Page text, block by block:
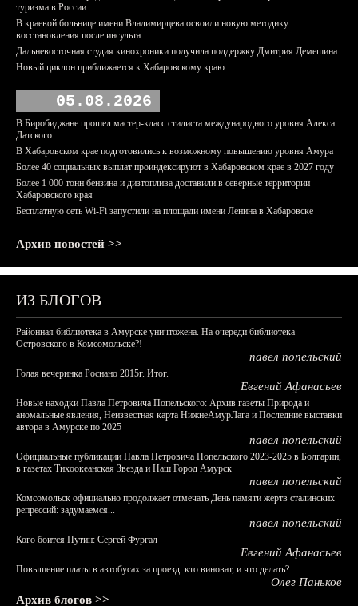
туризма в России
В краевой больнице имени Владимирцева освоили новую методику
восстановления после инсульта
Дальневосточная студия кинохроники получила поддержку Дмитрия Демешина
Новый циклон приближается к Хабаровскому краю
05.08.2026
В Биробиджане прошел мастер-класс стилиста международного уровня Алекса
Датского
В Хабаровском крае подготовились к возможному повышению уровня Амура
Более 40 социальных выплат проиндексируют в Хабаровском крае в 2027 году
Более 1 000 тонн бензина и дизтоплива доставили в северные территории
Хабаровского края
Бесплатную сеть Wi-Fi запустили на площади имени Ленина в Хабаровске
Архив новостей >>
ИЗ БЛОГОВ
Районная библиотека в Амурске уничтожена. На очереди библиотека
Островского в Комсомольске?!
павел попельский
Голая вечеринка Роснано 2015г. Итог.
Евгений Афанасьев
Новые находки Павла Петровича Попельского: Архив газеты Природа и
аномальные явления, Неизвестная карта НижнеАмурЛага и Последние выставки
автора в Амурске по 2025
павел попельский
Официальные публикации Павла Петровича Попельского 2023-2025 в Болгарии,
в газетах Тихоокеанская Звезда и Наш Город Амурск
павел попельский
Комсомольск официально продолжает отмечать День памяти жертв сталинских
репрессий: задумаемся...
павел попельский
Кого боится Путин: Сергей Фургал
Евгений Афанасьев
Повышение платы в автобусах за проезд: кто виноват, и что делать?
Олег Паньков
Архив блогов >>